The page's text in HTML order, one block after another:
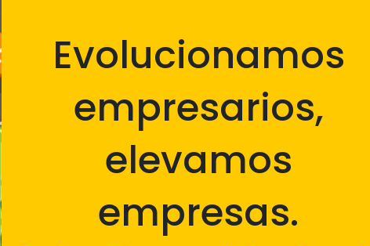
Evolucionamos
empresarios,
elevamos
empresas.